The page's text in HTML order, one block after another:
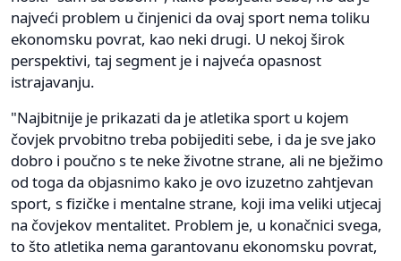
najveći problem u činjenici da ovaj sport nema toliku
ekonomsku povrat, kao neki drugi. U nekoj širok
perspektivi, taj segment je i najveća opasnost
istrajavanju.
"Najbitnije je prikazati da je atletika sport u kojem
čovjek prvobitno treba pobijediti sebe, i da je sve jako
dobro i poučno s te neke životne strane, ali ne bježimo
od toga da objasnimo kako je ovo izuzetno zahtjevan
sport, s fizičke i mentalne strane, koji ima veliki utjecaj
na čovjekov mentalitet. Problem je, u konačnici svega,
to što atletika nema garantovanu ekonomsku povrat,